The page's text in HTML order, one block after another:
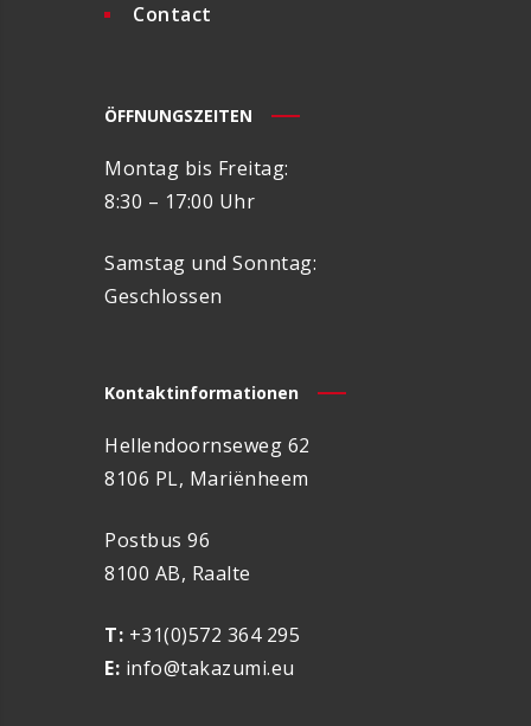
Contact
ÖFFNUNGSZEITEN
Montag bis Freitag:
8:30 – 17:00 Uhr
Samstag und Sonntag:
Geschlossen
Kontaktinformationen
Hellendoornseweg 62
8106 PL, Mariënheem
Postbus 96
8100 AB, Raalte
T: +31(0)572 364 295
E: info@takazumi.eu